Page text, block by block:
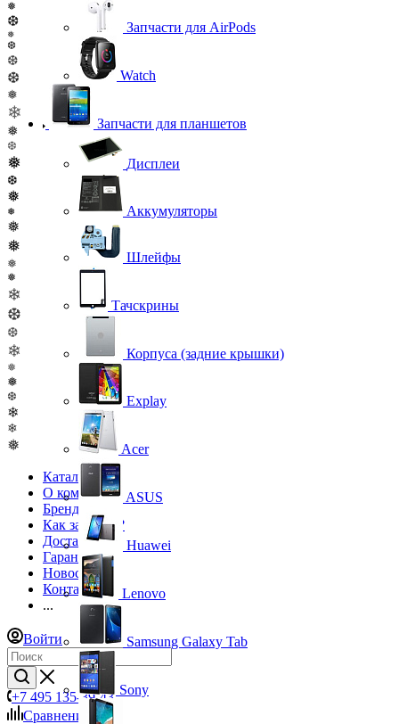
❅
❆
❅
❆
❆
❆
❅
❄
❅
❆
❅
❆
❅
❅
❅
❅
❅
❅
❄
❆
❆
❄
❅
❅
❆
❄
❄
❅
Каталог
О компании
Бренды
Как заказать?
Доставка
Гарантия
Новости
Контакты
...
Войти
+7 495 135-39-43
Сравнение
0
Запчасти для AirPods
Watch
Запчасти для планшетов
Дисплеи
Аккумуляторы
Шлейфы
Тачскрины
Корпуса (задние крышки)
Explay
Acer
ASUS
Huawei
Lenovo
Samsung Galaxy Tab
Sony